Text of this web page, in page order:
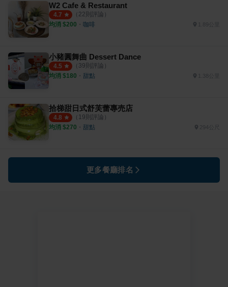
W2 Cafe & Restaurant
4.7 （ 22則評論）
均消 $200 ・ 咖啡 1.89公里
小豬圓舞曲 Dessert Dance
4.5 （ 39則評論）
均消 $180 ・ 甜點 1.38公里
拾梯甜日式舒芙蕾專売店
4.8 （ 19則評論）
均消 $270 ・ 甜點 294公尺
更多餐廳排名